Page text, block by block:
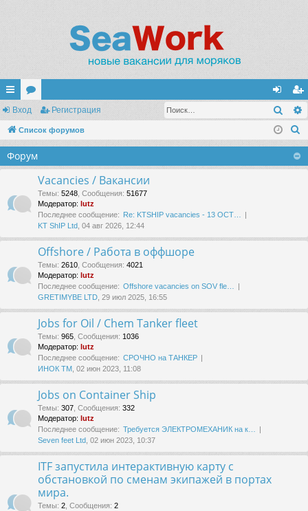
с
ы
лк
и
ор
ум
хо
д
ег
ис
тр
ац
Вход Регистрация
Список форумов
Форум
Vacancies / Вакансии
Темы: 5248 Сообщения: 51677
Модератор: lutz
Последнее сообщение: Re: KTSHIP vacancies - 13 OCT…
KT ShIP Ltd , 04 авг 2026, 12:44
Offshore / Работа в оффшоре
Темы: 2610 Сообщения: 4021
Модератор: lutz
Последнее сообщение: Offshore vacancies on SOV fle…
GRETIMYBE LTD , 29 июл 2025, 16:55
Jobs for Oil / Chem Tanker fleet
Темы: 965 Сообщения: 1036
Модератор: lutz
Последнее сообщение: СРОЧНО на ТАНКЕР
ИНОК ТМ , 02 июн 2023, 11:08
Jobs on Container Ship
Темы: 307 Сообщения: 332
Модератор: lutz
Последнее сообщение: Требуется ЭЛЕКТРОМЕХАНИК на к…
Seven feet Ltd , 02 июн 2023, 10:37
ITF запустила интерактивную карту с
обстановкой по сменам экипажей в портах
мира.
Темы: 2 Сообщения: 2